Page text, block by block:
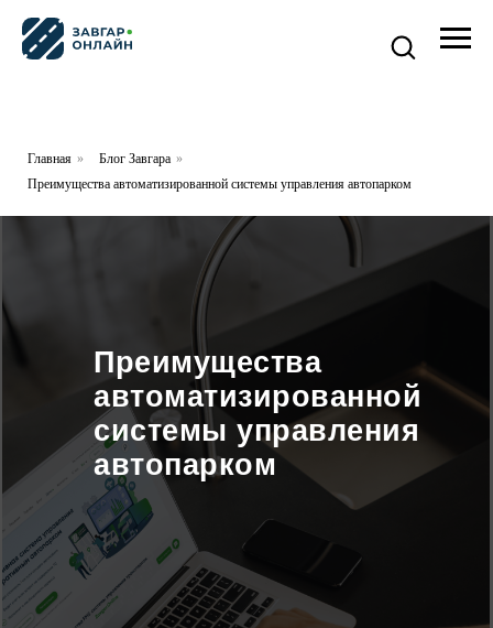
Главная » Блог Завгара »
Преимущества автоматизированной системы управления автопарком
Преимущества
автоматизированной
системы управления
автопарком